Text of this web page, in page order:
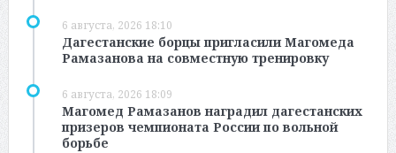
6 августа, 2026 18:10
Дагестанские борцы пригласили Магомеда
Рамазанова на совместную тренировку
6 августа, 2026 18:09
Магомед Рамазанов наградил дагестанских
призеров чемпионата России по вольной
борьбе